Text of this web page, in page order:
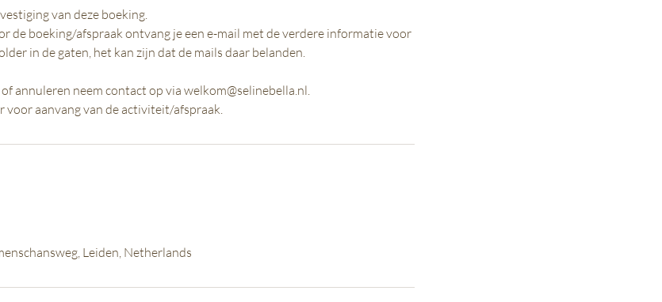
van deze boeking.
de boeking/afspraak ontvang je een e-mail met de verdere informatie voor
in de gaten, het kan zijn dat de mails daar belanden.
annuleren neem contact op via welkom@selinebella.nl.
Leiden, Netherlands